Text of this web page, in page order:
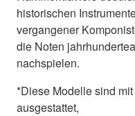
historischen
vergangener
die Noten
nachspielen.
*Diese Modelle sind
ausgestattet,